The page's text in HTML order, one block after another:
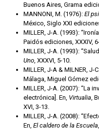
Buenos Aires, Grama
MANNONI, M. (1976):El
México, Siglo XXI
MILLER, J-A. (1993):
Paidós ediciones, XXXIV,
MILLER, J-A. (1993):
Uno , XXXVI, 5-10.
MILLER, J-A & MILNER, J-
Málaga, Miguel Gómez
MILLER, J-A. (2007): “La
electrónica]. En, Virtualia ,
XVI, 3-13.
MILLER, J-A. (2008):
En,El caldero de la Escuela